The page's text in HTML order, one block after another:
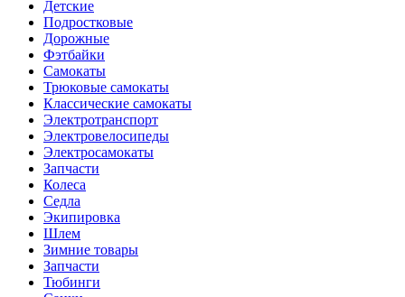
Детские
Подростковые
Дорожные
Фэтбайки
Самокаты
Трюковые самокаты
Классические самокаты
Электротранспорт
Электровелосипеды
Электросамокаты
Запчасти
Колеса
Седла
Экипировка
Шлем
Зимние товары
Запчасти
Тюбинги